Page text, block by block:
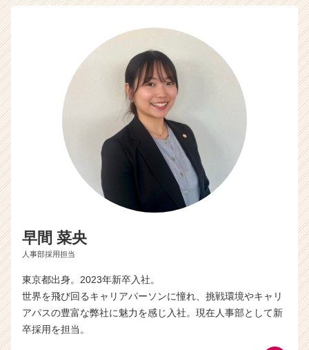
e
早間 菜央
人事部採用担当
東京都出身。2023年新卒入社。
世界を飛び回るキャリアパーソンに憧れ、挑戦環境やキャリ
アパスの豊富な弊社に魅力を感じ入社。現在人事部として新
卒採用を担当。